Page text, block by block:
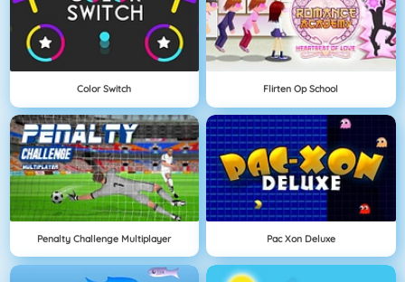
Color Switch Flirten Op School
Penalty Challenge Multiplayer Pac Xon Deluxe